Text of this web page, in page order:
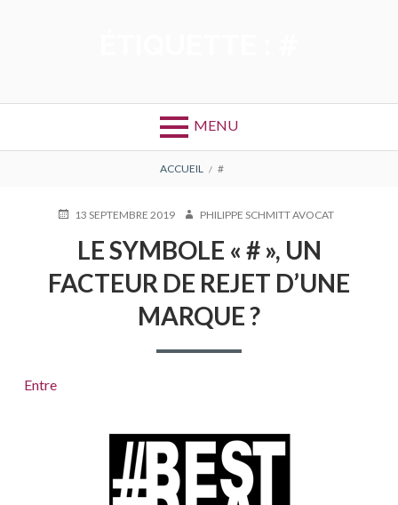
MENU
D'ARIANE
ACCUEIL #
PUBLIÉ13 SEPTEMBRE 2019 AUTEURPHILIPPE SCHMITT AVOCAT
LE SYMBOLE « # », UN
FACTEUR DE REJET D’UNE
MARQUE ?
Entre